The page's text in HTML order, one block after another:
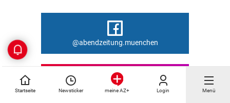
Startseite Newsticker meine AZ+ Login Menü
@abendzeitung.muenchen
@abendzeitung